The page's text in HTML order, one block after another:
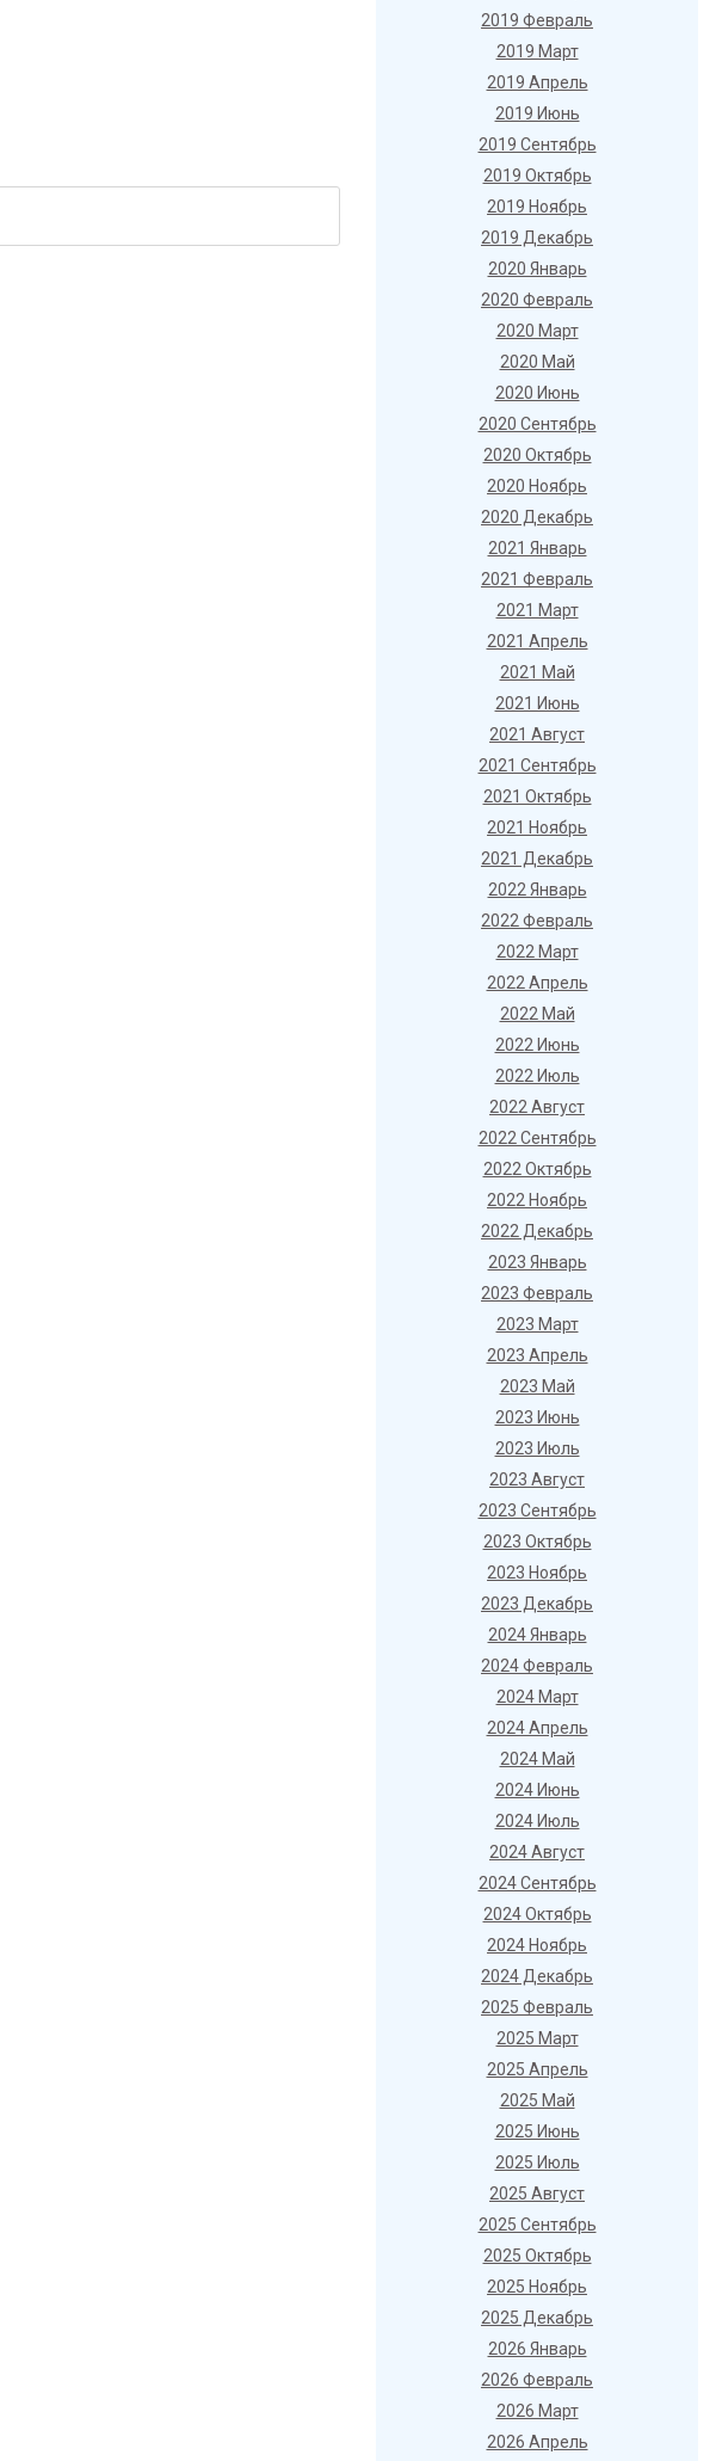
2019 Февраль
2019 Март
2019 Апрель
2019 Июнь
2019 Сентябрь
2019 Октябрь
2019 Ноябрь
2019 Декабрь
2020 Январь
2020 Февраль
2020 Март
2020 Май
2020 Июнь
2020 Сентябрь
2020 Октябрь
2020 Ноябрь
2020 Декабрь
2021 Январь
2021 Февраль
2021 Март
2021 Апрель
2021 Май
2021 Июнь
2021 Август
2021 Сентябрь
2021 Октябрь
2021 Ноябрь
2021 Декабрь
2022 Январь
2022 Февраль
2022 Март
2022 Апрель
2022 Май
2022 Июнь
2022 Июль
2022 Август
2022 Сентябрь
2022 Октябрь
2022 Ноябрь
2022 Декабрь
2023 Январь
2023 Февраль
2023 Март
2023 Апрель
2023 Май
2023 Июнь
2023 Июль
2023 Август
2023 Сентябрь
2023 Октябрь
2023 Ноябрь
2023 Декабрь
2024 Январь
2024 Февраль
2024 Март
2024 Апрель
2024 Май
2024 Июнь
2024 Июль
2024 Август
2024 Сентябрь
2024 Октябрь
2024 Ноябрь
2024 Декабрь
2025 Февраль
2025 Март
2025 Апрель
2025 Май
2025 Июнь
2025 Июль
2025 Август
2025 Сентябрь
2025 Октябрь
2025 Ноябрь
2025 Декабрь
2026 Январь
2026 Февраль
2026 Март
2026 Апрель